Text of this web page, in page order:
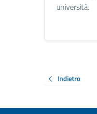
università.
Indietro